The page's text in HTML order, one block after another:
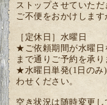
ストップさせていただ
ご不便をおかけします
［定休日］水曜日
★ご依頼期間が水曜日
まで通りご予約を承り
★水曜日単発(1日のみ
わせください。
空き状況は随時変更